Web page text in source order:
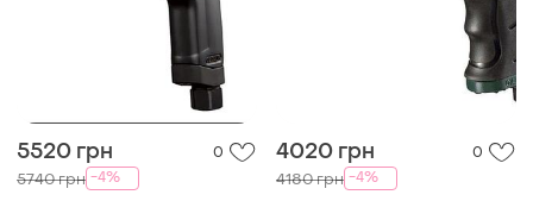
5520 грн 0
5740 грн -4%
4020 грн 0
4180 грн -4%